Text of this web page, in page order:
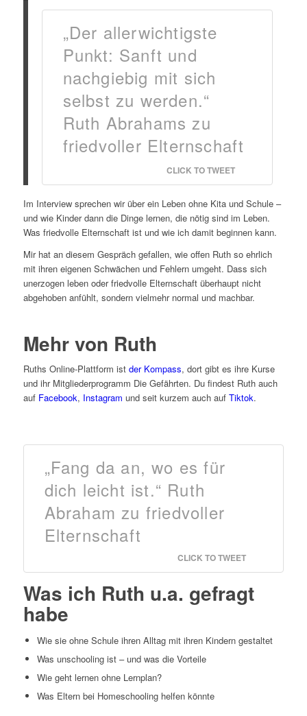
„Der allerwichtigste
Punkt: Sanft und
nachgiebig mit sich
selbst zu werden.“
Ruth Abrahams zu
friedvoller Elternschaft
CLICK TO TWEET
Im Interview sprechen wir über ein Leben ohne Kita und Schule –
und wie Kinder dann die Dinge lernen, die nötig sind im Leben.
Was friedvolle Elternschaft ist und wie ich damit beginnen kann.
Mir hat an diesem Gespräch gefallen, wie offen Ruth so ehrlich
mit ihren eigenen Schwächen und Fehlern umgeht. Dass sich
unerzogen leben oder friedvolle Elternschaft überhaupt nicht
abgehoben anfühlt, sondern vielmehr normal und machbar.
Mehr von Ruth
Ruths Online-Plattform ist der Kompass, dort gibt es ihre Kurse
und ihr Mitgliederprogramm Die Gefährten. Du findest Ruth auch
auf Facebook, Instagram und seit kurzem auch auf Tiktok.
„Fang da an, wo es für
dich leicht ist.“ Ruth
Abraham zu friedvoller
Elternschaft
CLICK TO TWEET
Was ich Ruth u.a. gefragt
habe
Wie sie ohne Schule ihren Alltag mit ihren Kindern gestaltet
Was unschooling ist – und was die Vorteile
Wie geht lernen ohne Lernplan?
Was Eltern bei Homeschooling helfen könnte